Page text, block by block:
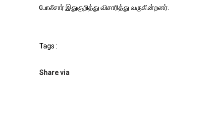
போலீசார் இதுகுறித்து விசாரித்து வருகின்றனர்.
Tags :
Share via